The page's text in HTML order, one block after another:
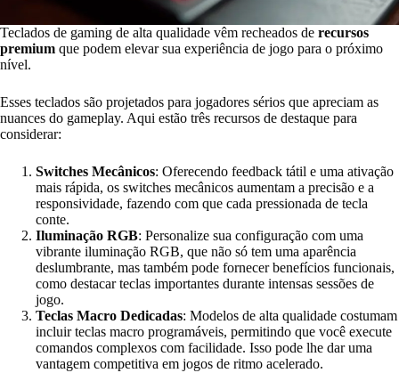
Teclados de gaming de alta qualidade vêm recheados de recursos
premium que podem elevar sua experiência de jogo para o próximo
nível.
Esses teclados são projetados para jogadores sérios que apreciam as
nuances do gameplay. Aqui estão três recursos de destaque para
considerar:
Switches Mecânicos: Oferecendo feedback tátil e uma ativação
mais rápida, os switches mecânicos aumentam a precisão e a
responsividade, fazendo com que cada pressionada de tecla
conte.
Iluminação RGB: Personalize sua configuração com uma
vibrante iluminação RGB, que não só tem uma aparência
deslumbrante, mas também pode fornecer benefícios funcionais,
como destacar teclas importantes durante intensas sessões de
jogo.
Teclas Macro Dedicadas: Modelos de alta qualidade costumam
incluir teclas macro programáveis, permitindo que você execute
comandos complexos com facilidade. Isso pode lhe dar uma
vantagem competitiva em jogos de ritmo acelerado.